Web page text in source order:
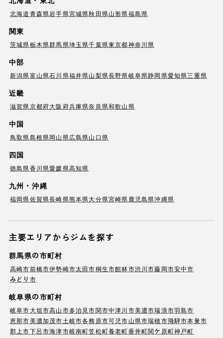
北海道青森県岩手県宮城県秋田県山形県福島県
関東
茨城県栃木県群馬県埼玉県千葉県東京都神奈川県
中部
新潟県富山県石川県福井県山梨県長野県岐阜県静岡県愛知県三重県
近畿
滋賀県京都府大阪府兵庫県奈良県和歌山県
中国
鳥取県島根県岡山県広島県山口県
四国
徳島県香川県愛媛県高知県
九州・沖縄
福岡県佐賀県長崎県熊本県大分県宮崎県 鹿児島県沖縄県
主要エリアからジムを探す
群馬県の市町村
高崎市前橋市伊勢崎市太田市桐生市館林市渋川市藤岡市安中市
みどり市
岐阜県の市町村
岐阜市大垣市高山市多治見市関市中津川市美濃市瑞浪市羽島市
恵那市美濃加茂市土岐市各務原市可児市山県市瑞穂市飛騨市本巣市
郡上市下呂市海津市岐南町笠松町養老町垂井町関ケ原町神戸町